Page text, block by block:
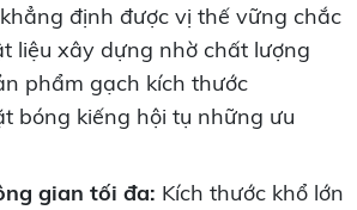
định được vị thế vững chắc
liệu xây dựng nhờ chất lượng
phẩm gạch kích thước
bóng kiếng hội tụ những ưu
gian tối đa: Kích thước khổ lớn